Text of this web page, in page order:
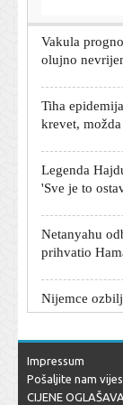
Vakula
olujno
Tiha
krevet,
Legenda
'Sve je to
Netanyahu
prihvatio
Nijemce
'Bio je to
'Neki su
o čestitki iz
Impressum
Pošaljite nam
CIJENE